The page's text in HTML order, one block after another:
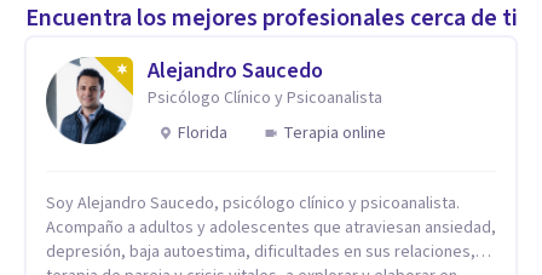
Encuentra los mejores profesionales cerca de ti
Alejandro Saucedo
Psicólogo Clínico y Psicoanalista
Florida
Terapia online
Soy Alejandro Saucedo, psicólogo clínico y psicoanalista.
Acompaño a adultos y adolescentes que atraviesan ansiedad,
depresión, baja autoestima, dificultades en sus relaciones,